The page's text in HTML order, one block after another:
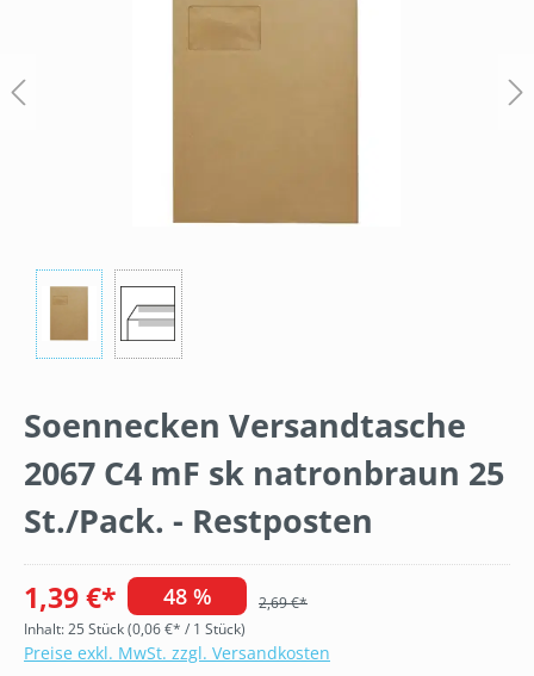
Soennecken Versandtasche
2067 C4 mF sk natronbraun 25
St./Pack. - Restposten
1,39 €* 48 %
2,69 €*
Inhalt:25 Stück(0,06 €* / 1 Stück)
Preise exkl. MwSt. zzgl. Versandkosten